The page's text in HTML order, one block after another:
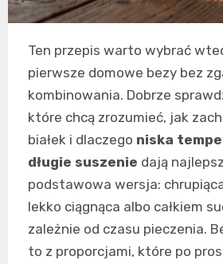
Ten przepis warto wybrać
pierwsze domowe bezy bez
kombinowania. Dobrze
które chcą zrozumieć, jak
białek i dlaczego niska
długie suszenie dają
podstawowa wersja:
lekko ciągnąca albo całkiem
zależnie od czasu pieczenia.
to z proporcjami, które po